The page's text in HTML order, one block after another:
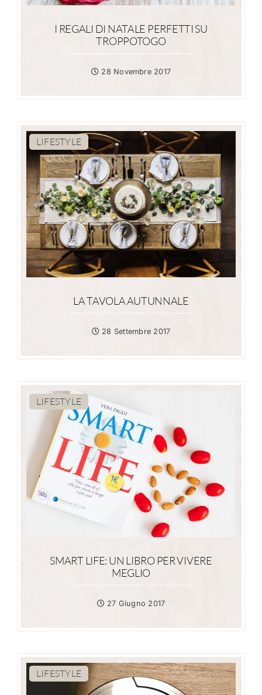
I REGALI DI NATALE PERFETTI SU
TROPPOTOGO
28 Novembre 2017
LIFESTYLE
LA TAVOLA AUTUNNALE
28 Settembre 2017
LIFESTYLE
SMART LIFE: UN LIBRO PER VIVERE
MEGLIO
27 Giugno 2017
LIFESTYLE